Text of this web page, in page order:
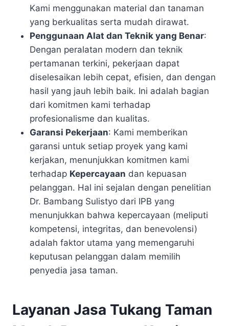
Kami menggunakan material dan tanaman
yang berkualitas serta mudah dirawat.
Penggunaan Alat dan Teknik yang Benar:
Dengan peralatan modern dan teknik
pertamanan terkini, pekerjaan dapat
diselesaikan lebih cepat, efisien, dan dengan
hasil yang jauh lebih baik. Ini adalah bagian
dari komitmen kami terhadap
profesionalisme dan kualitas.
Garansi Pekerjaan: Kami memberikan
garansi untuk setiap proyek yang kami
kerjakan, menunjukkan komitmen kami
terhadap Kepercayaan dan kepuasan
pelanggan. Hal ini sejalan dengan penelitian
Dr. Bambang Sulistyo dari IPB yang
menunjukkan bahwa kepercayaan (meliputi
kompetensi, integritas, dan benevolensi)
adalah faktor utama yang memengaruhi
keputusan pelanggan dalam memilih
penyedia jasa taman.
Layanan Jasa Tukang Taman